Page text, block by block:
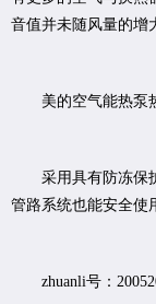
音值并未随风量的增
美的空气能热泵热
采用具有防冻保护
管路系统也能安全使
zhuanli号：